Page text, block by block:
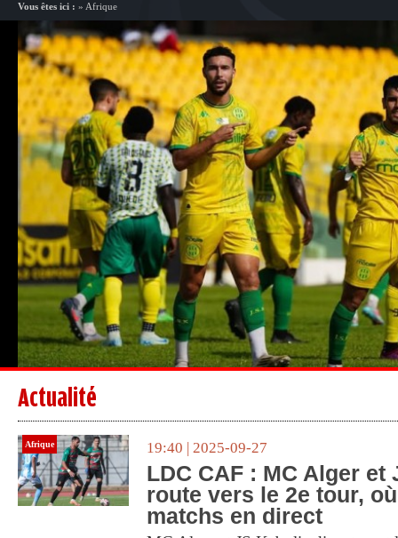
Vous êtes ici : » Afrique
Actualité
Afrique 19:40 | 2025-09-27
LDC CAF : MC Alger et
route vers le 2e tour,
matchs en direct